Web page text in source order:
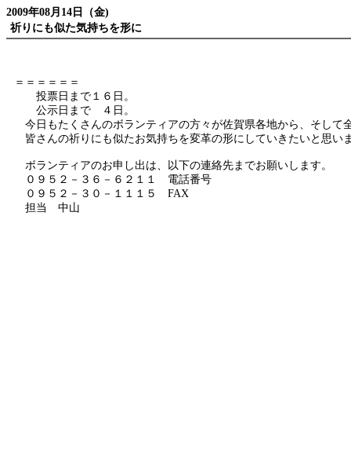
2009年08月14日（金)
祈りにも似た気持ちを形に
＝＝＝＝＝＝
投票日まで１６日。
公示日まで ４日。
今日もたくさんのボランティアの方々が佐賀県各地から、そして
皆さんの祈りにも似たお気持ちを変革の形にしていきたいと思い
ボランティアのお申し出は、以下の連絡先までお願いします。
０９５２－３６－６２１１ 電話番号
０９５２－３０－１１１５ FAX
担当 中山